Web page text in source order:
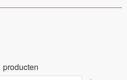
producten